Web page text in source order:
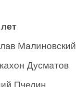
Малиновский
Дусматов
Пчелин